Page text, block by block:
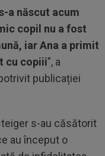
a născut acum
copil nu a fost
iar Ana a primit
cu copiii”, a
publicației
s-au căsătorit
au început o